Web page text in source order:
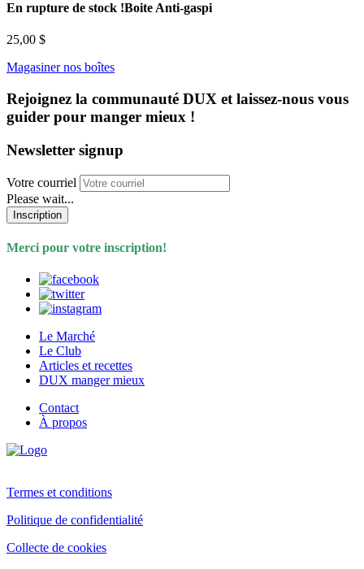
En rupture de stock !Boite Anti-gaspi
25,00 $
Magasiner nos boîtes
Rejoignez la communauté DUX et laissez-nous vous
guider pour manger mieux !
Newsletter signup
Votre courriel
Please wait...
Inscription
Merci pour votre inscription!
Le Marché
Le Club
Articles et recettes
DUX manger mieux
Contact
À propos
Termes et conditions
Politique de confidentialité
Collecte de cookies